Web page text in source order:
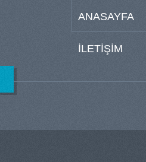
ANASAYFA
İLETİŞİM